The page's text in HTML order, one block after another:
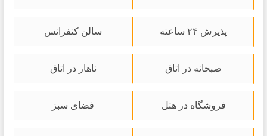
پذیرش ۲۴ ساعته سالن کنفرانس
صبحانه در اتاق ناهار در اتاق
فروشگاه در هتل فضای سبز